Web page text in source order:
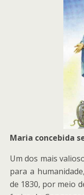
Maria concebida
Um dos mais
para a
de 1830, por meio